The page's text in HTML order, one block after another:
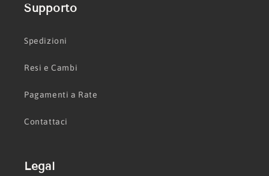
Supporto
Spedizioni
Resi e Cambi
Pagamenti a Rate
Contattaci
Legal